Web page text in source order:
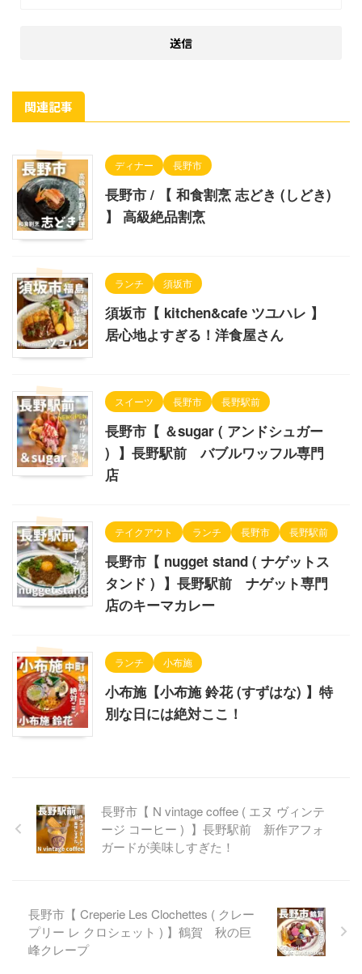
関連記事
ディナー 長野市
長野市 / 【 和食割烹 志どき (しどき)
】 高級絶品割烹
ランチ 須坂市
須坂市【 kitchen&cafe ツユハレ 】
居心地よすぎる！洋食屋さん
スイーツ 長野市 長野駅前
長野市【 ＆sugar ( アンドシュガー
) 】長野駅前 バブルワッフル専門
店
テイクアウト ランチ 長野市 長野駅前
長野市【 nugget stand ( ナゲットス
タンド ) 】長野駅前 ナゲット専門
店のキーマカレー
ランチ 小布施
小布施【小布施 鈴花 (すずはな) 】特
別な日には絶対ここ！
長野市【 N vintage coffee ( エヌ ヴィンテ
ージ コーヒー ) 】長野駅前 新作アフォ
ガードが美味しすぎた！
長野市【 Creperie Les Clochettes ( クレー
プリー レ クロシェット ) 】鶴賀 秋の巨
峰クレープ